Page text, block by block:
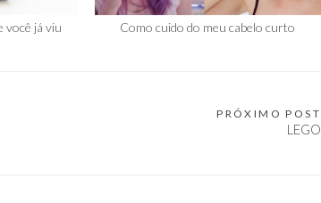
você já viu Como cuido do meu cabelo curto
PRÓXIMO POST
LEGO